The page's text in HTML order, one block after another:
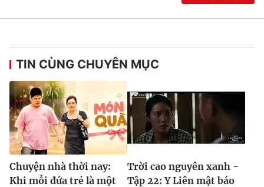
TIN CÙNG CHUYÊN MỤC
Chuyện nhà thời nay:
Khi mỗi đứa trẻ là một
Trời cao nguyên xanh -
Tập 22: Y Liên mật báo